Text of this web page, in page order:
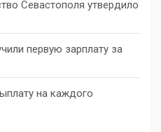
Севастополя утвердило
первую зарплату за
на каждого